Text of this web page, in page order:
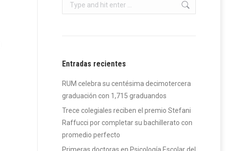
Entradas recientes
RUM celebra su centésima decimotercera
graduación con 1,715 graduandos
Trece colegiales reciben el premio Stefani
Raffucci por completar su bachillerato con
promedio perfecto